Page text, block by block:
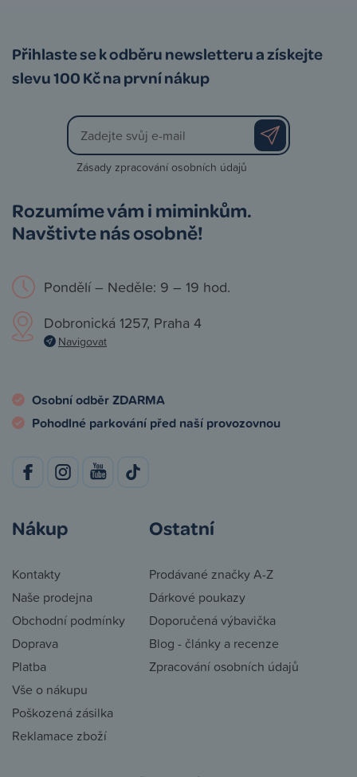
Přihlaste se k odběru newsletteru a získejte
slevu 100 Kč na první nákup
Zásady zpracování osobních údajů
Rozumíme vám i miminkům.
Navštivte nás osobně!
Pondělí – Neděle: 9 – 19 hod.
Dobronická 1257, Praha 4
Navigovat
Osobní odběr ZDARMA
Pohodlné parkování před naší provozovnou
Nákup
Kontakty
Naše prodejna
Obchodní podmínky
Doprava
Platba
Vše o nákupu
Poškozená zásilka
Reklamace zboží
Ostatní
Prodávané značky A-Z
Dárkové poukazy
Doporučená výbavička
Blog - články a recenze
Zpracování osobních údajů